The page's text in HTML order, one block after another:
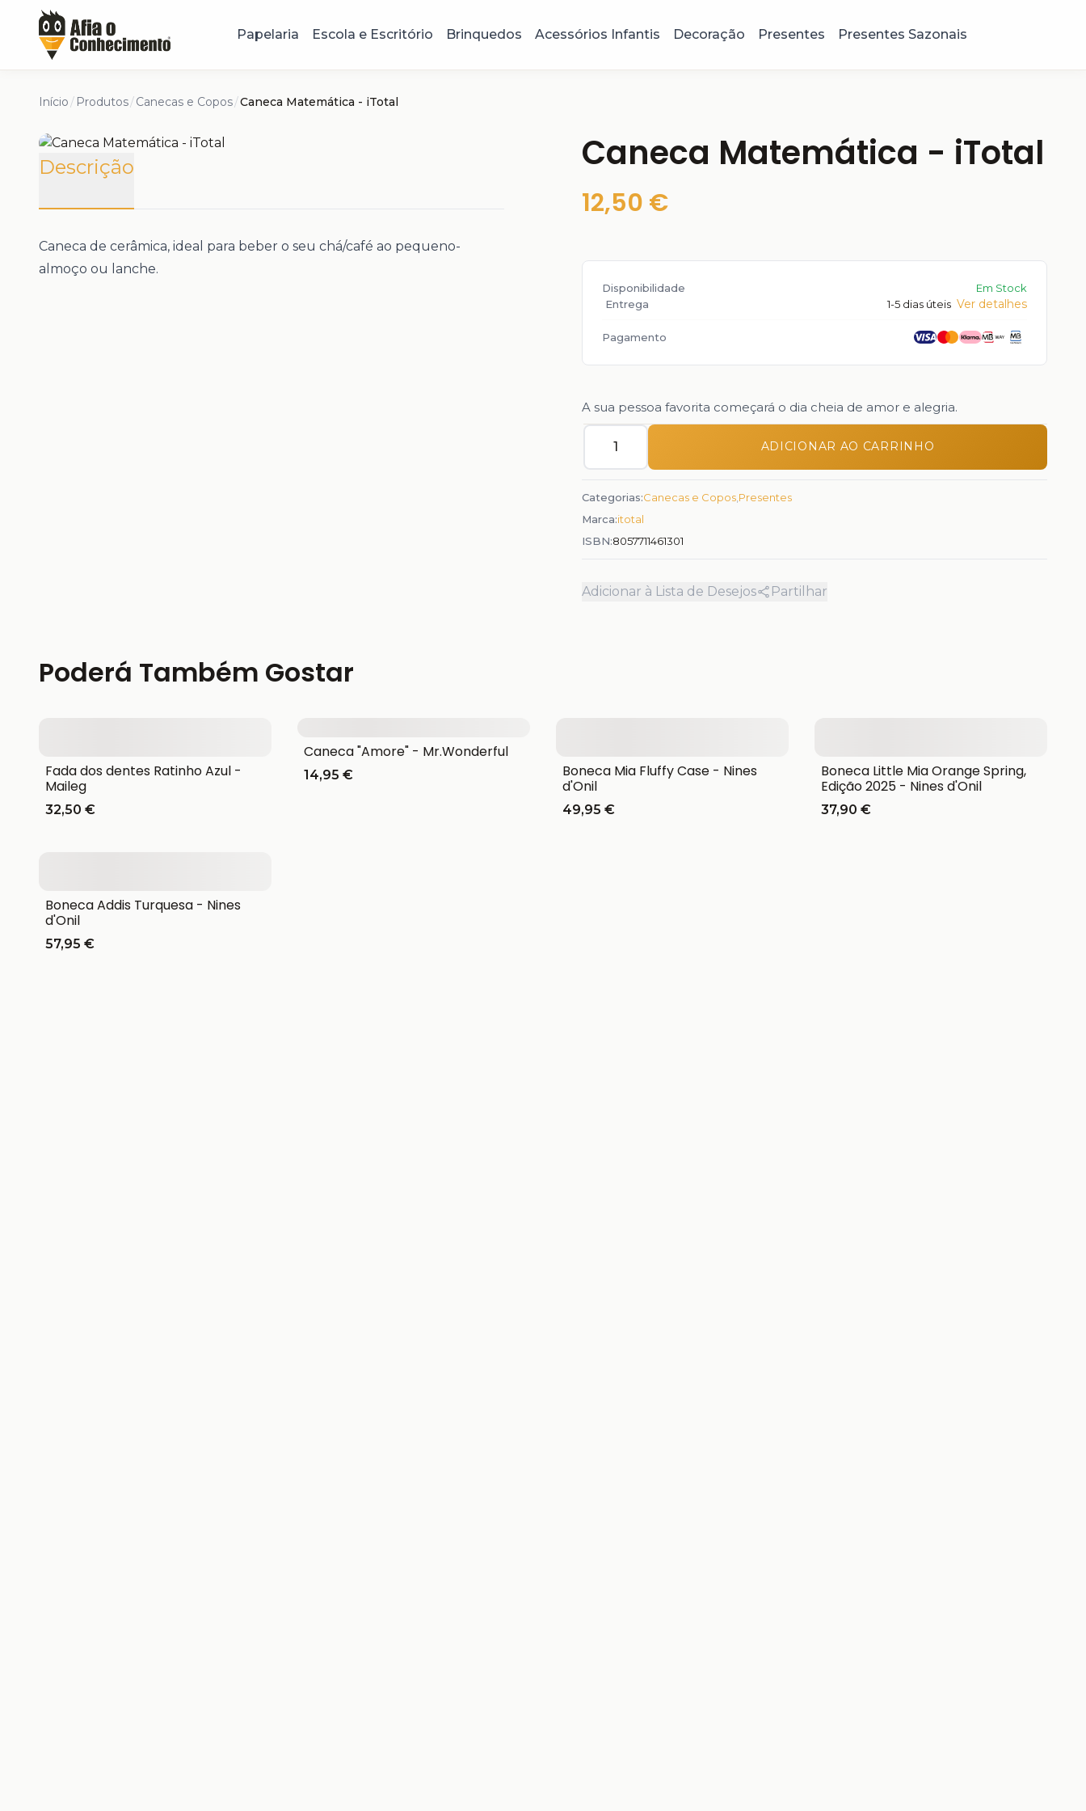
Papelaria Escola e Escritório Brinquedos Acessórios Infantis Decoração Presentes Presentes Sazonais
Início / Produtos/Canecas e Copos/Caneca Matemática - iTotal
Descrição
Caneca de cerâmica, ideal para beber o seu chá/café ao pequeno-
almoço ou lanche.
Caneca Matemática - iTotal
12,50 €
Disponibilidade
Em Stock
Entrega
1-5 dias úteis Ver detalhes
Pagamento
A sua pessoa favorita começará o dia cheia de amor e alegria.
Quantidade
ADICIONAR AO CARRINHO
Categorias:Canecas e Copos Presentes
Marca:itotal
ISBN:8057711461301
Adicionar à Lista de Desejos Partilhar
Poderá Também Gostar
Fada dos dentes Ratinho Azul -
Maileg
32,50 €
Caneca "Amore" - Mr.Wonderful
14,95 €
Boneca Mia Fluffy Case - Nines
d'Onil
49,95 €
Boneca Little Mia Orange Spring,
Edição 2025 - Nines d'Onil
37,90 €
Boneca Addis Turquesa - Nines
d'Onil
57,95 €